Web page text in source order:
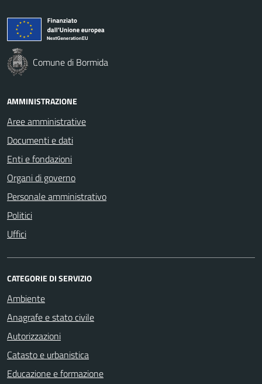
Comune di Bormida
AMMINISTRAZIONE
Aree amministrative
Documenti e dati
Enti e fondazioni
Organi di governo
Personale amministrativo
Politici
Uffici
CATEGORIE DI SERVIZIO
Ambiente
Anagrafe e stato civile
Autorizzazioni
Catasto e urbanistica
Educazione e formazione